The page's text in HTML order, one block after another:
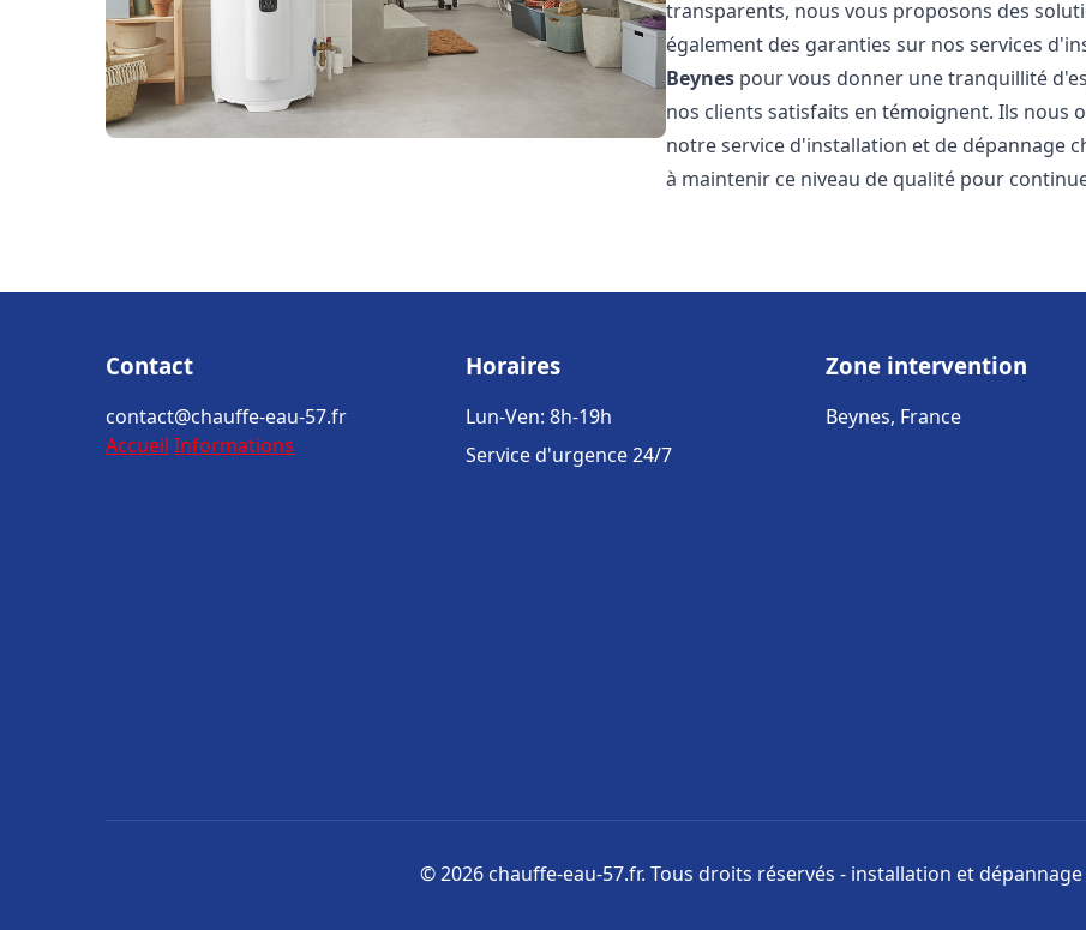
transparents, nous vous proposons des
également des garanties sur nos services
Beynes pour vous donner une tranquillité
nos clients satisfaits en témoignent. Ils nous
notre service d'installation et de dépannage
à maintenir ce niveau de qualité pour
Contact
contact@chauffe-eau-57.fr
Accueil Informations
Horaires
Lun-Ven: 8h-19h
Service d'urgence 24/7
Zone intervention
Beynes, France
© 2026 chauffe-eau-57.fr. Tous droits réservés - installation et